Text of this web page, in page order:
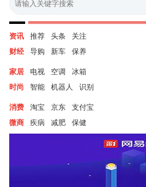
资讯 推荐 头条
关注
财经
导购 新车 保养
家居 电视 空调
冰箱
时尚
智能 机器人 识别
消费 淘宝 京东
支付宝
微商
疾病 减肥 保健